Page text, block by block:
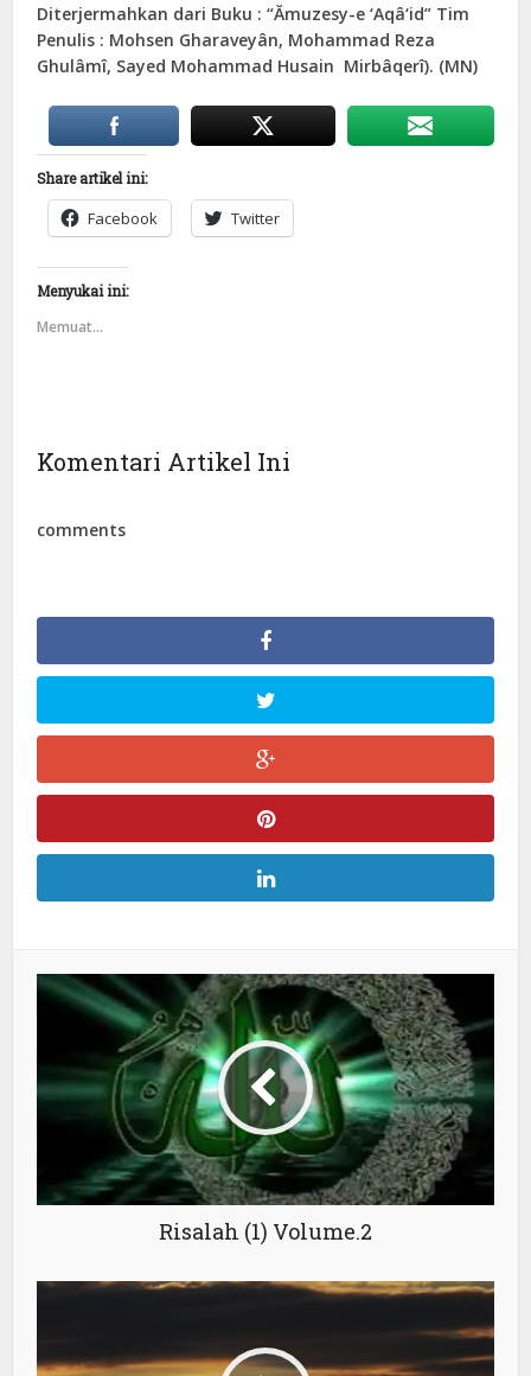
Diterjermahkan dari Buku : “Ămuzesy-e ‘Aqâ‘id” Tim
Penulis : Mohsen Gharaveyân, Mohammad Reza
Ghulâmî, Sayed Mohammad Husain Mirbâqerî). (MN)
Share artikel ini:
Facebook Twitter
Menyukai ini:
Memuat...
Komentari Artikel Ini
comments
Risalah (1) Volume.2